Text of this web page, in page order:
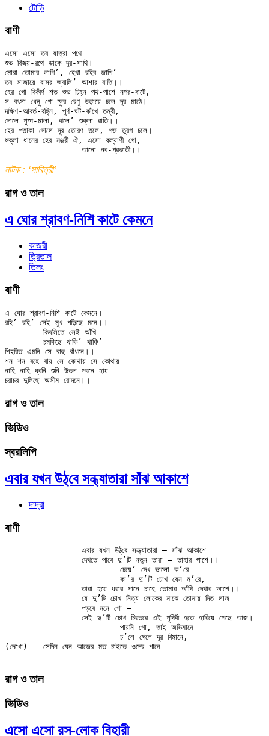
টোড়ি
বাণী
এসো এসো তব যাত্রা-পথে
শুভ বিজয়-রথে ডাকে দূর-সাথি।
মোরা তোমার লাগি’, হেথা রহিব জাগি’
তব সাজায়ে বাসর জ্বালি’ আশার বাতি।।
হের গো বিকীর্ণ শত শুভ চিহ্ন পথ-পাশে নগর-বাটে,
স-বৎসা ধেনু গো-ক্ষুর-রেণু উড়ায়ে চলে দূর মাঠে।
দক্ষিণ-আবর্ত-বহ্নি, পূর্ণ-ঘট-কাঁখে তম্বী,
দোলে পুষ্প-মালা, ঝলে’ শুক্লা রাতি।।
হের পতাকা দোলে দূর তোরণ-তলে, গজ তুরগ চলে।
শুক্লা ধানের হের মঞ্জরী ঐ, এসো কল্যাণী গো,
নাটক : ‘সাবিত্রী’
রাগ ও তাল
এ ঘোর শ্রাবণ-নিশি কাটে কেমনে
কাজরী
ত্রিতাল
তিলং
বাণী
এ ঘোর শ্রাবণ-নিশি কাটে কেমনে।
রহি’ রহি’ সেই মুখ পড়িছে মনে।।
শিহরিত এমনি সে বাহু-বাঁধনে।।
শন শন বহে বায় সে কোথায় সে কোথায়
নাহি নাহি ধ্বনি শুনি উতল পবনে হায়
রাগ ও তাল
ভিডিও
স্বরলিপি
এবার যখন উঠ্‌বে সন্ধ্যাতারা সাঁঝ আকাশে
দাদ্‌রা
বাণী
		তারা হয়ে ধরার পানে চাহে তোমার আঁখি দেখার আশে।।
(দেখো)	সেদিন যেন আজের মত চাইতে ওদের পানে
রাগ ও তাল
ভিডিও
এসো এসো রস-লোক বিহারী